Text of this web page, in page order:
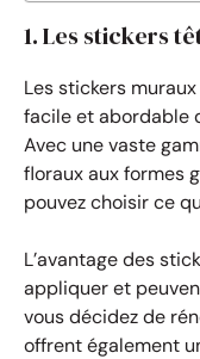
1. Les stickers
Les stickers
facile et abordable
Avec une vaste
floraux aux formes
pouvez choisir ce
L’avantage des
appliquer et
vous décidez de
offrent également